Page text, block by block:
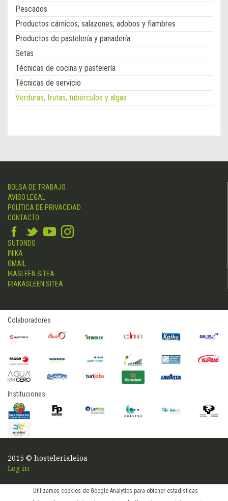
Utilizamos cookies de Google Analytics para obtener estadísticas
Pescados
Productos cárnicos, salazones, adobos y fiambres
Productos de pastelería y panadería
Setas
Técnicas de cocina y pastelería
Técnicas de servicio
Verduras, frutas, tubérculos y algas
BOLSA DE TRABAJO
AVISO LEGAL
POLÍTICA DE PRIVACIDAD
CONTACTO
SUTONDO
INIKA
GMAIL
IKASLEEN SITEA
IRAKASLEEN SITEA
Colaboradores
Instituciones
2015 © hostelerialeioa
Log in